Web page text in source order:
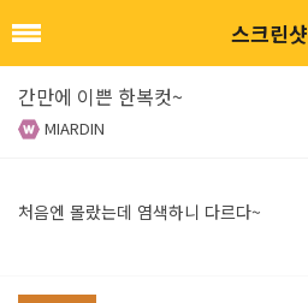
스크린샷
간만에 이쁜 한복컷~
MIARDIN
처음엔 몰랐는데 염색하니 다르다~